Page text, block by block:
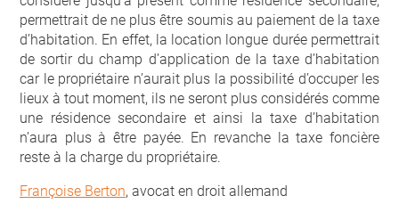
permettrait de ne plus être soumis au paiement de la taxe
d’habitation. En effet, la location longue durée permettrait
de sortir du champ d’application de la taxe d’habitation
car le propriétaire n’aurait plus la possibilité d’occuper les
lieux à tout moment, ils ne seront plus considérés comme
une résidence secondaire et ainsi la taxe d’habitation
n’aura plus à être payée. En revanche la taxe foncière
reste à la charge du propriétaire.
Françoise Berton, avocat en droit allemand